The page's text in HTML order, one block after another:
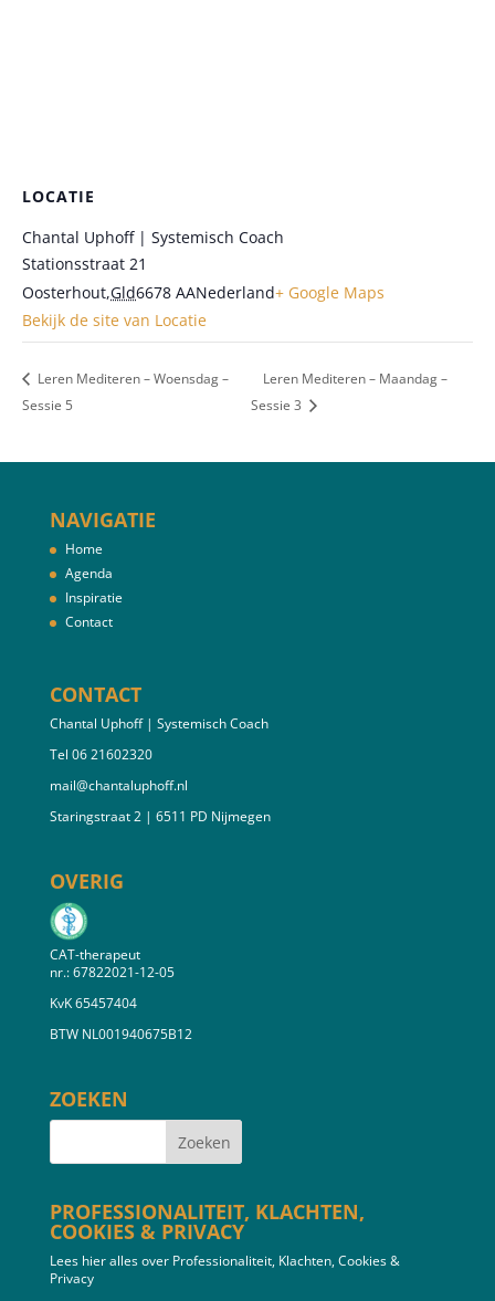
LOCATIE
Chantal Uphoff | Systemisch Coach
Stationsstraat 21
Oosterhout,Gld6678 AANederland+ Google Maps
Bekijk de site van Locatie
Leren Mediteren – Woensdag –
Sessie 5
Leren Mediteren – Maandag –
Sessie 3
NAVIGATIE
Home
Agenda
Inspiratie
Contact
CONTACT
Chantal Uphoff | Systemisch Coach
Tel 06 21602320
mail@chantaluphoff.nl
Staringstraat 2 | 6511 PD Nijmegen
OVERIG
CAT-therapeut
nr.: 67822021-12-05
KvK 65457404
BTW NL001940675B12
ZOEKEN
PROFESSIONALITEIT, KLACHTEN,
COOKIES & PRIVACY
Lees hier alles over Professionaliteit, Klachten, Cookies &
Privacy